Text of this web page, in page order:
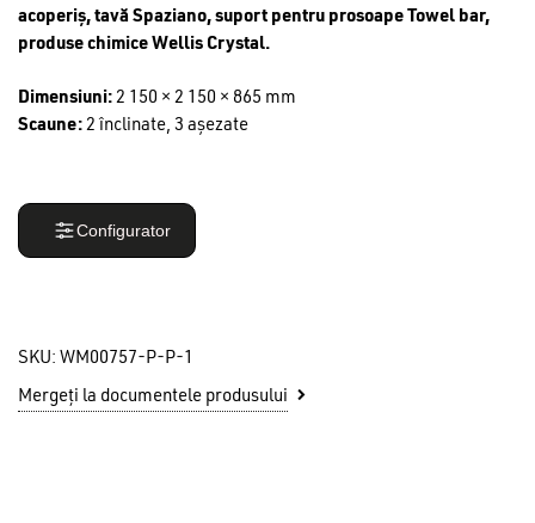
acoperiș, tavă Spaziano, suport pentru prosoape Towel bar,
produse chimice Wellis Crystal.
Dimensiuni: 2 150 × 2 150 × 865 mm
Scaune: 2 înclinate, 3 așezate
Configurator
SKU: WM00757-P-P-1
Mergeți la documentele produsului